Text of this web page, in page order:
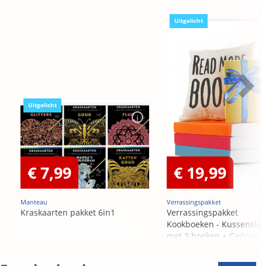
Uitgelicht
€ 7,99
Manteau
Kraskaarten pakket 6in1
Uitgelicht
€ 19,99
Verrassingspakket
Verrassingspakket
Kookboeken -
met 3 boeken + Cadeau